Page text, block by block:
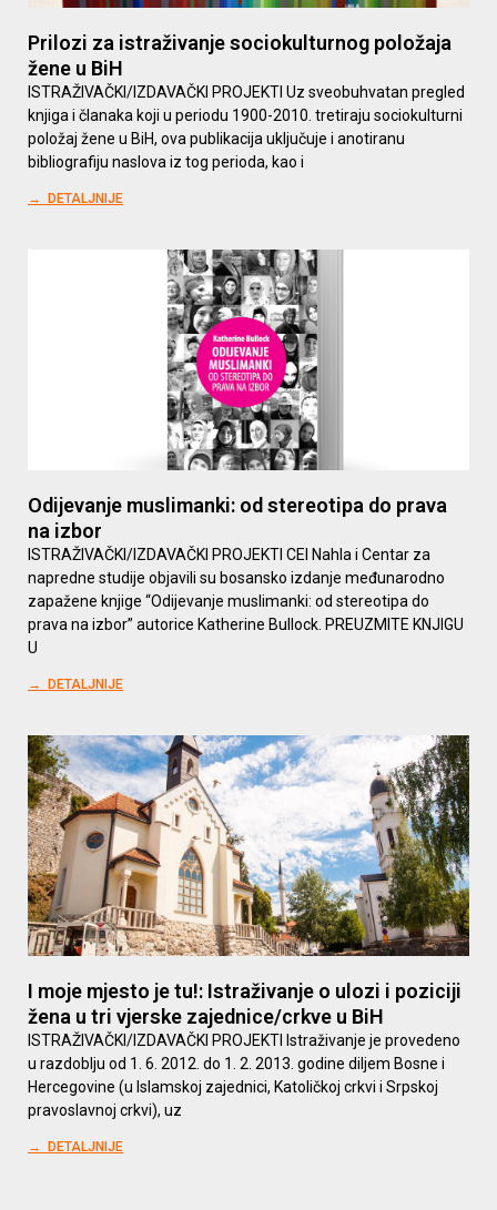
Prilozi za istraživanje sociokulturnog položaja
žene u BiH
ISTRAŽIVAČKI/IZDAVAČKI PROJEKTI Uz sveobuhvatan pregled
knjiga i članaka koji u periodu 1900-2010. tretiraju sociokulturni
položaj žene u BiH, ova publikacija uključuje i anotiranu
bibliografiju naslova iz tog perioda, kao i
→ DETALJNIJE
Odijevanje muslimanki: od stereotipa do prava
na izbor
ISTRAŽIVAČKI/IZDAVAČKI PROJEKTI CEI Nahla i Centar za
napredne studije objavili su bosansko izdanje međunarodno
zapažene knjige “Odijevanje muslimanki: od stereotipa do
prava na izbor” autorice Katherine Bullock. PREUZMITE KNJIGU
U
→ DETALJNIJE
I moje mjesto je tu!: Istraživanje o ulozi i poziciji
žena u tri vjerske zajednice/crkve u BiH
ISTRAŽIVAČKI/IZDAVAČKI PROJEKTI Istraživanje je provedeno
u razdoblju od 1. 6. 2012. do 1. 2. 2013. godine diljem Bosne i
Hercegovine (u Islamskoj zajednici, Katoličkoj crkvi i Srpskoj
pravoslavnoj crkvi), uz
→ DETALJNIJE